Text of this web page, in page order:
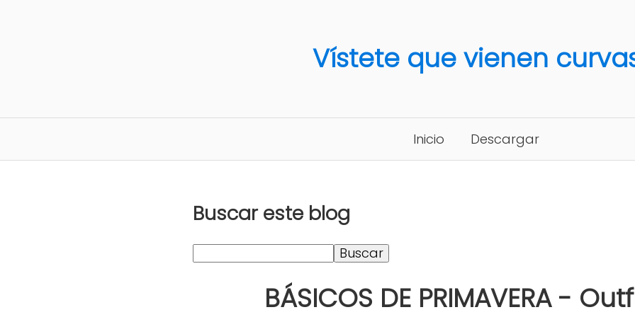
Vístete que vienen
Inicio Descargar
Buscar este blog
BÁSICOS DE PRIMAVERA -